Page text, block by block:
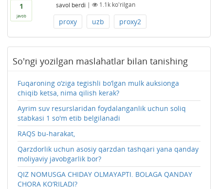
1
javob
savol berdi | 1.1kko'rilgan
proxy uzb proxy2
So'ngi yozilgan maslahatlar bilan tanishing
Fuqaroning o‘ziga tegishli bo‘lgan mulk auksionga
chiqib ketsa, nima qilish kerak?
Ayrim suv resurslaridan foydalanganlik uchun soliq
stabkasi 1 so'm etib belgilanadi
RAQS bu-harakat,
Qarzdorlik uchun asosiy qarzdan tashqari yana qanday
moliyaviy javobgarlik bor?
QIZ NOMUSGA CHIDAY OLMAYAPTI. BOLAGA QANDAY
CHORA KO‘RILADI?